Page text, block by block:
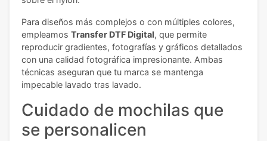
Para diseños más complejos o con múltiples colores,
empleamos Transfer DTF Digital, que permite
reproducir gradientes, fotografías y gráficos detallados
con una calidad fotográfica impresionante. Ambas
técnicas aseguran que tu marca se mantenga
impecable lavado tras lavado.
Cuidado de mochilas que
se personalicen